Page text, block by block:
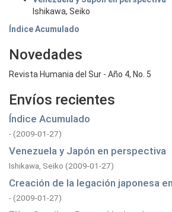
Ishikawa, Seiko
Índice Acumulado
Novedades
Revista Humania del Sur - Año 4, No. 5
Envíos recientes
Índice Acumulado
-(2009-01-27)
Venezuela y Japón en perspectiva
Ishikawa, Seiko (2009-01-27)
Creación de la legación japonesa
-(2009-01-27)